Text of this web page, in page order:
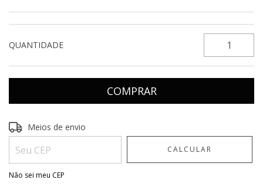
QUANTIDADE
Entregas para o CEP:
Meios de envio
CALCULAR
Não sei meu CEP